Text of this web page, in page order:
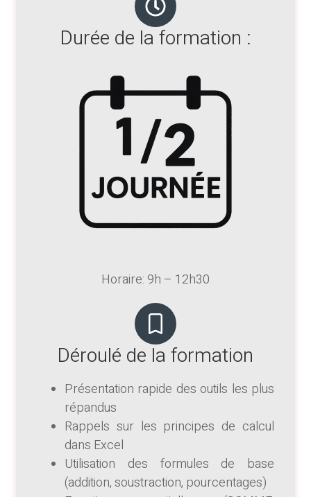
Durée de la formation :
Horaire: 9h – 12h30
Déroulé de la formation
Présentation rapide des outils les plus
répandus
Rappels sur les principes de calcul
dans Excel
Utilisation des formules de base
(addition, soustraction, pourcentages)